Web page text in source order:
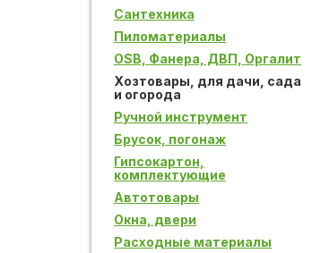
Сантехника
Пиломатериалы
OSB, Фанера, ДВП, Оргалит
Хозтовары, для дачи, сада
и огорода
Ручной инструмент
Брусок, погонаж
Гипсокартон,
комплектующие
Автотовары
Окна, двери
Расходные материалы